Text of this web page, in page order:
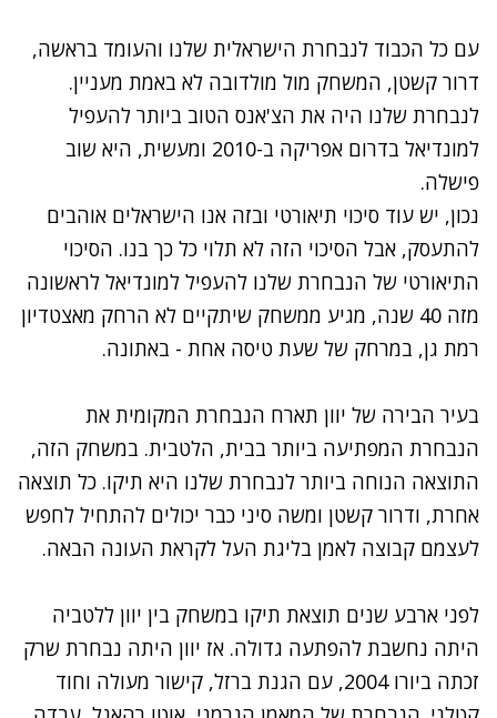
עם כל הכבוד לנבחרת הישראלית שלנו והעומד בראשה,
דרור קשטן, המשחק מול מולדובה לא באמת מעניין.
לנבחרת שלנו היה את הצ'אנס הטוב ביותר להעפיל
למונדיאל בדרום אפריקה ב-2010 ומעשית, היא שוב
פישלה.
נכון, יש עוד סיכוי תיאורטי ובזה אנו הישראלים אוהבים
להתעסק, אבל הסיכוי הזה לא תלוי כל כך בנו. הסיכוי
התיאורטי של הנבחרת שלנו להעפיל למונדיאל לראשונה
מזה 40 שנה, מגיע ממשחק שיתקיים לא הרחק מאצטדיון
רמת גן, במרחק של שעת טיסה אחת - באתונה.
בעיר הבירה של יוון תארח הנבחרת המקומית את
הנבחרת המפתיעה ביותר בבית, הלטבית. במשחק הזה,
התוצאה הנוחה ביותר לנבחרת שלנו היא תיקו. כל תוצאה
אחרת, ודרור קשטן ומשה סיני כבר יכולים להתחיל לחפש
לעצמם קבוצה לאמן בליגת העל לקראת העונה הבאה.
לפני ארבע שנים תוצאת תיקו במשחק בין יוון ללטביה
היתה נחשבת להפתעה גדולה. אז יוון היתה נבחרת שרק
זכתה ביורו 2004, עם הגנת ברזל, קישור מעולה וחוד